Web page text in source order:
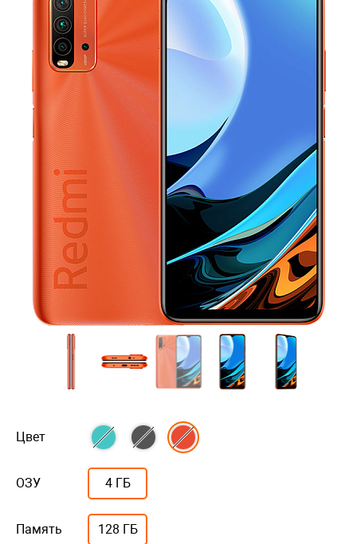
Цвет
ОЗУ 4 ГБ
Память 128 ГБ